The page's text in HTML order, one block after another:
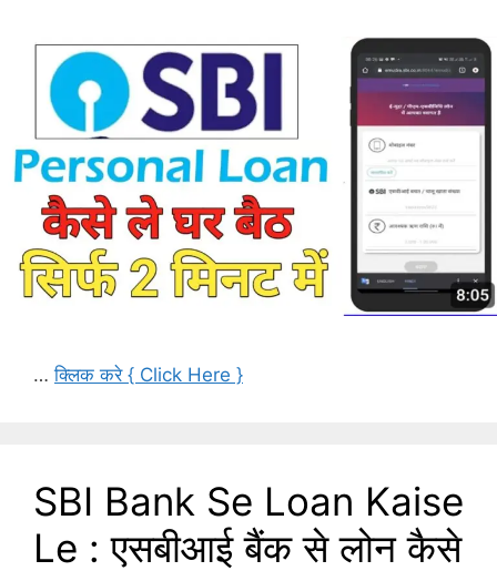
…क्लिक करे { Click Here }
SBI Bank Se Loan Kaise
Le : एसबीआई बैंक से लोन कैसे